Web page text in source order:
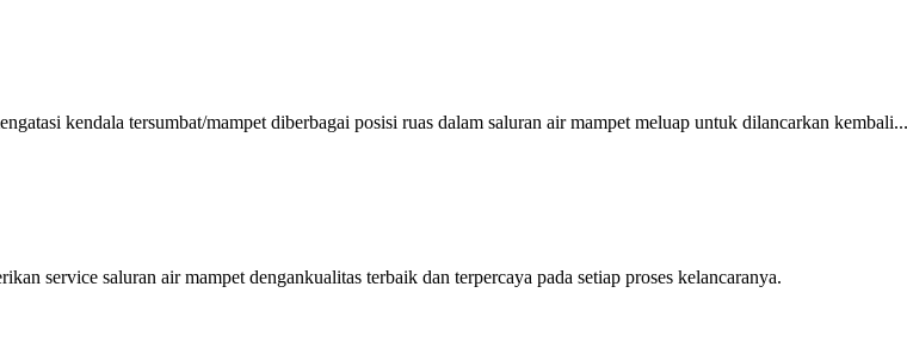
kendala tersumbat/mampet diberbagai posisi ruas dalam saluran air mampet meluap untuk dilancarkan kembali...
service saluran air mampet dengankualitas terbaik dan terpercaya pada setiap proses kelancaranya.